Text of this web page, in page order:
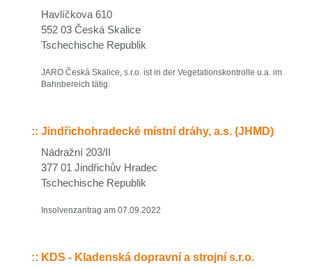
Havlíčkova 610
552 03 Česká Skalice
Tschechische Republik
JARO Česká Skalice, s.r.o. ist in der Vegetationskontrolle u.a. im
Bahnbereich tätig.
:: Jindřichohradecké místní dráhy, a.s. (JHMD)
Nádražní 203/II
377 01 Jindřichův Hradec
Tschechische Republik
Insolvenzantrag am 07.09.2022
:: KDS - Kladenská dopravní a strojní s.r.o.